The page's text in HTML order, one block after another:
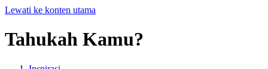
Lewati ke konten utama
Tahukah Kamu?